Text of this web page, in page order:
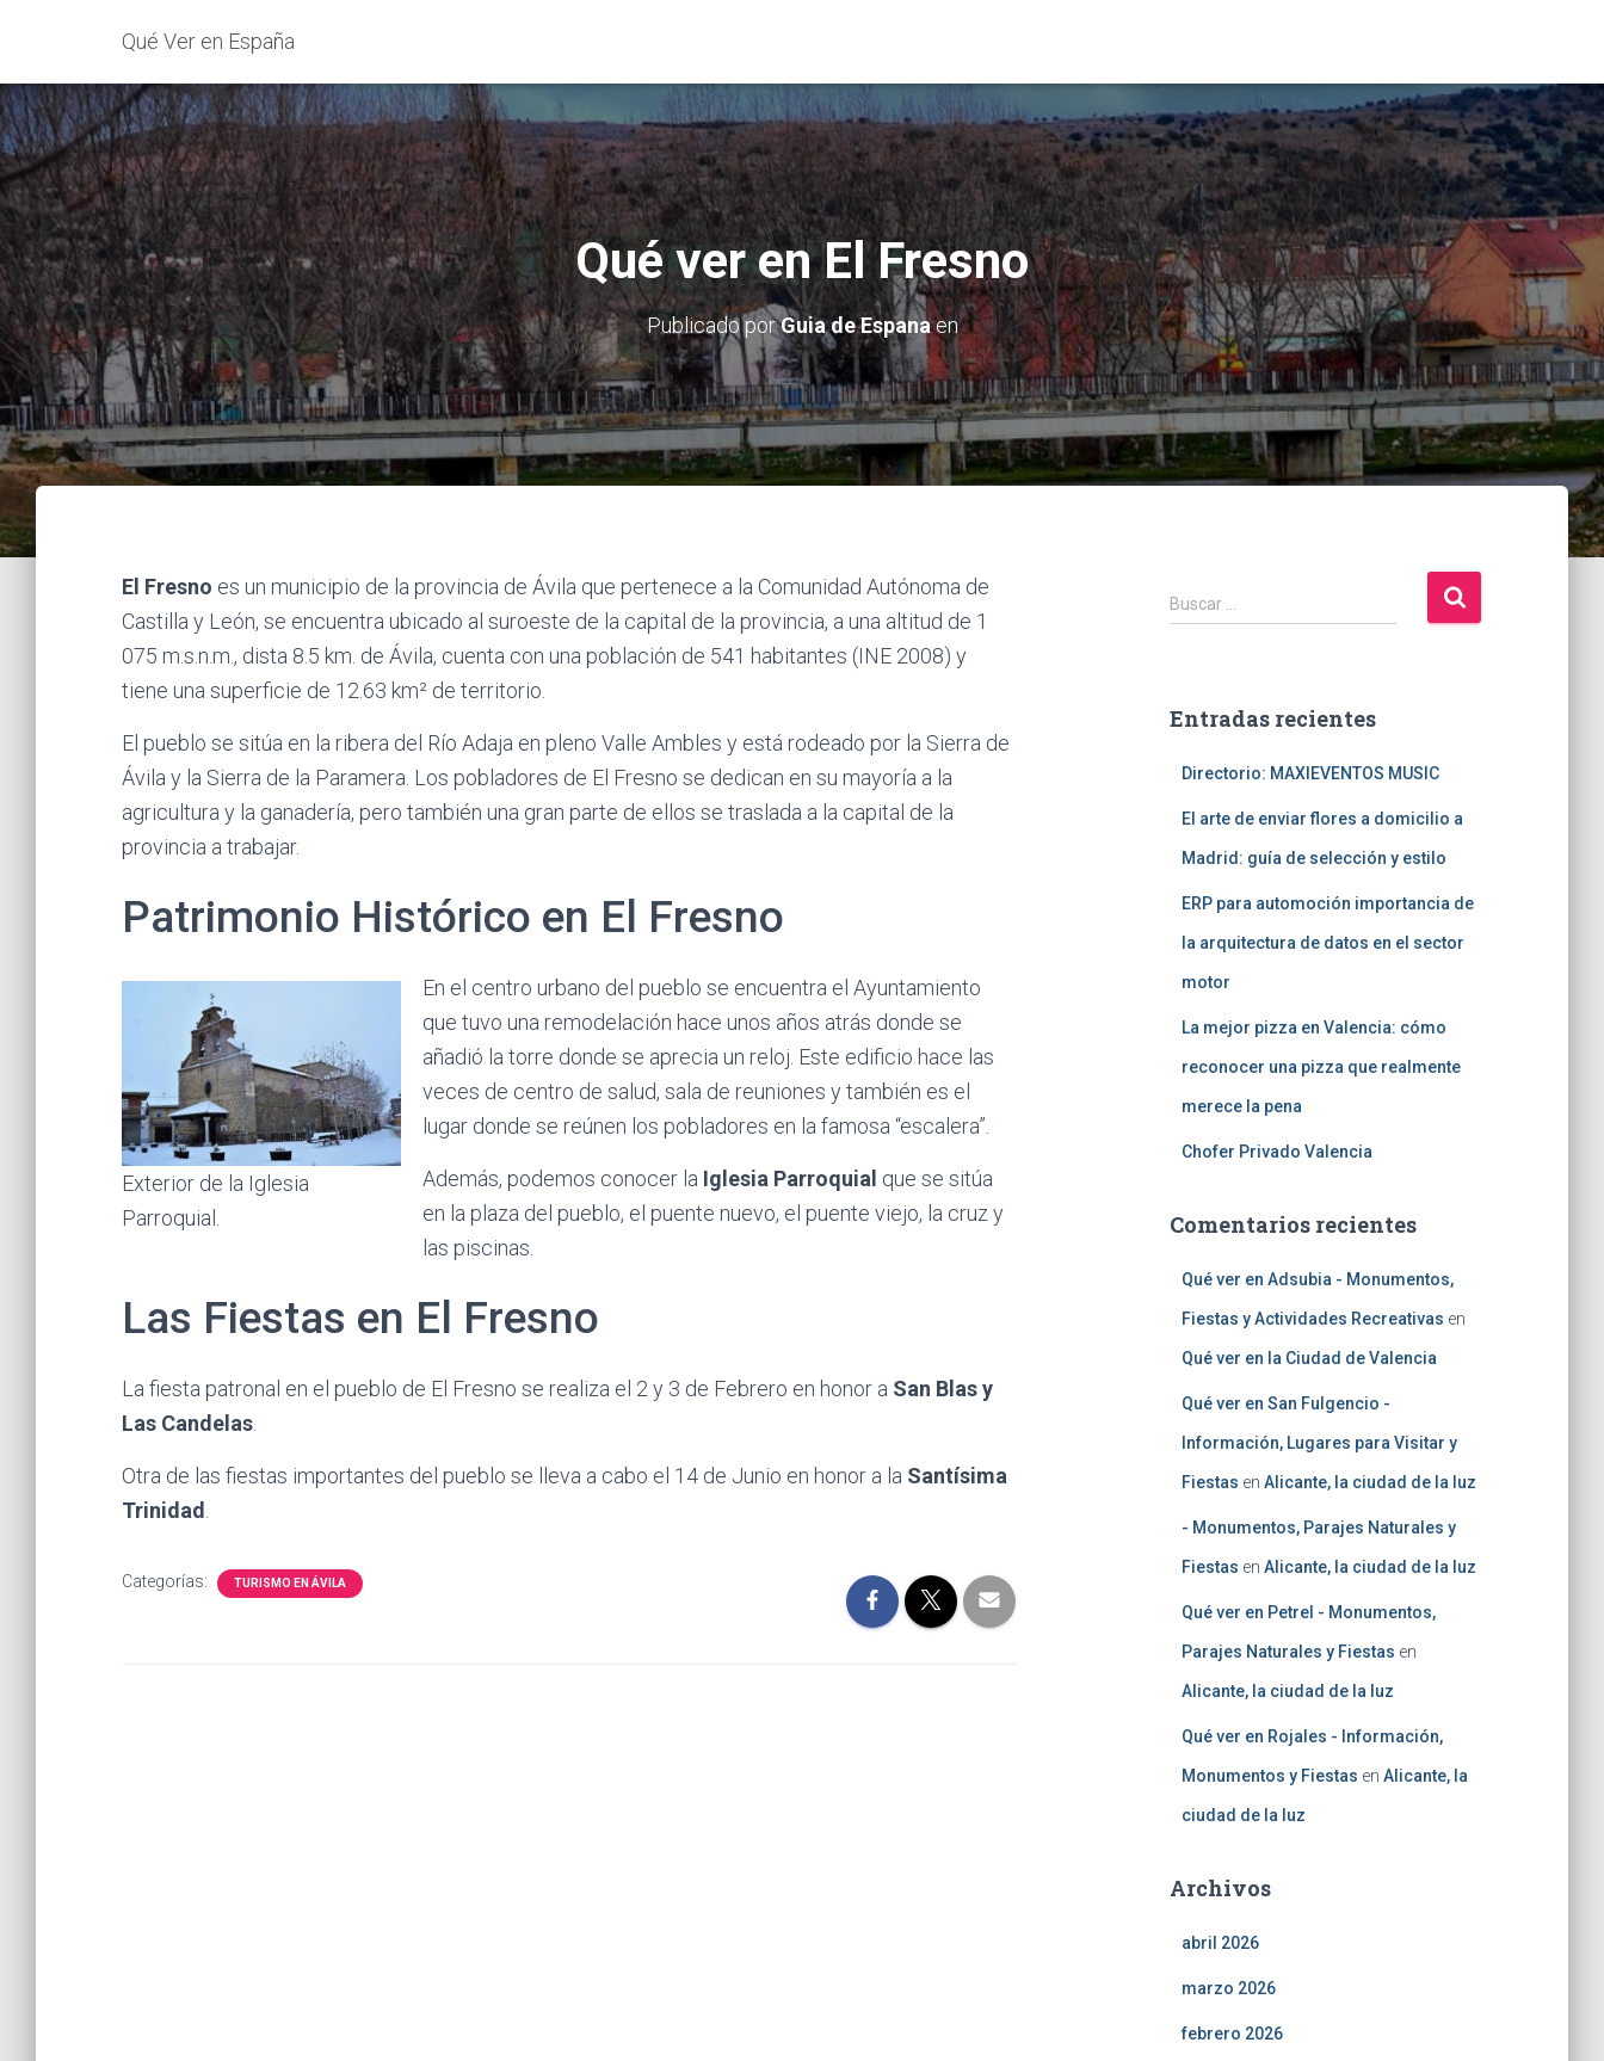
Qué Ver en España
Qué ver en El Fresno
Publicado porGuia de Espanaen
El Fresno es un municipio de la provincia de Ávila que pertenece a la Comunidad Autónoma de
Castilla y León, se encuentra ubicado al suroeste de la capital de la provincia, a una altitud de 1
075 m.s.n.m., dista 8.5 km. de Ávila, cuenta con una población de 541 habitantes (INE 2008) y
tiene una superficie de 12.63 km² de territorio.
El pueblo se sitúa en la ribera del Río Adaja en pleno Valle Ambles y está rodeado por la Sierra de
Ávila y la Sierra de la Paramera. Los pobladores de El Fresno se dedican en su mayoría a la
agricultura y la ganadería, pero también una gran parte de ellos se traslada a la capital de la
provincia a trabajar.
Patrimonio Histórico en El Fresno
Exterior de la Iglesia
Parroquial.
En el centro urbano del pueblo se encuentra el Ayuntamiento
que tuvo una remodelación hace unos años atrás donde se
añadió la torre donde se aprecia un reloj. Este edificio hace las
veces de centro de salud, sala de reuniones y también es el
lugar donde se reúnen los pobladores en la famosa “escalera”.
Además, podemos conocer la Iglesia Parroquial que se sitúa
en la plaza del pueblo, el puente nuevo, el puente viejo, la cruz y
las piscinas.
Las Fiestas en El Fresno
La fiesta patronal en el pueblo de El Fresno se realiza el 2 y 3 de Febrero en honor a San Blas y
Las Candelas
Otra de las fiestas importantes del pueblo se lleva a cabo el 14 de Junio en honor a la Santísima
Trinidad
Categorías: TURISMO EN ÁVILA
B
u
r
Buscar …
Entradas recientes
Directorio: MAXIEVENTOS MUSIC
El arte de enviar flores a domicilio a
Madrid: guía de selección y estilo
ERP para automoción importancia de
la arquitectura de datos en el sector
motor
La mejor pizza en Valencia: cómo
reconocer una pizza que realmente
merece la pena
Chofer Privado Valencia
Comentarios recientes
Qué ver en Adsubia - Monumentos,
Fiestas y Actividades Recreativas en
Qué ver en la Ciudad de Valencia
Qué ver en San Fulgencio -
Información, Lugares para Visitar y
Fiestas en Alicante, la ciudad de la luz
- Monumentos, Parajes Naturales y
Fiestas en Alicante, la ciudad de la luz
Qué ver en Petrel - Monumentos,
Parajes Naturales y Fiestas en
Alicante, la ciudad de la luz
Qué ver en Rojales - Información,
Monumentos y Fiestas en Alicante, la
ciudad de la luz
Archivos
abril 2026
marzo 2026
febrero 2026